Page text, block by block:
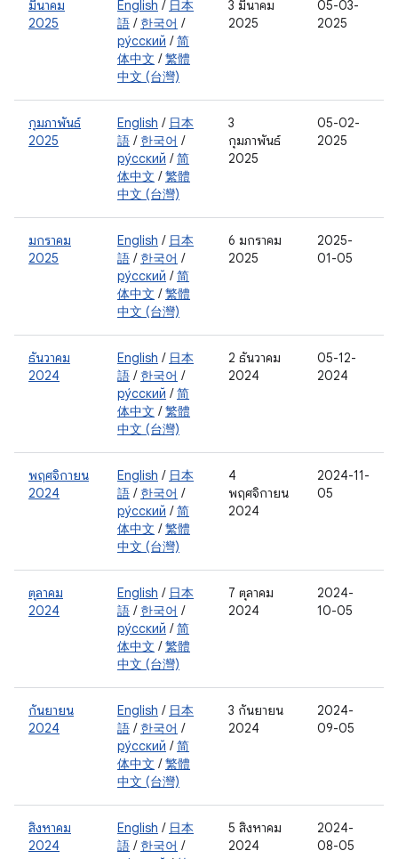
มีนาคม
2025
English / 日本
語 / 한국어 /
ру́сский /简
体中文 /繁體
中文 (台灣)
3 มีนาคม
2025
05-03-
2025
กุมภาพันธ์
2025
English / 日本
語 / 한국어 /
ру́сский /简
体中文 /繁體
中文 (台灣)
3
กุมภาพันธ์
2025
05-02-
2025
มกราคม
2025
English / 日本
語 / 한국어 /
ру́сский /简
体中文 /繁體
中文 (台灣)
6 มกราคม
2025
2025-
01-05
ธันวาคม
2024
English / 日本
語 / 한국어 /
ру́сский /简
体中文 /繁體
中文 (台灣)
2 ธันวาคม
2024
05-12-
2024
พฤศจิกายน
2024
English / 日本
語 / 한국어 /
ру́сский /简
体中文 /繁體
中文 (台灣)
4
พฤศจิกายน
2024
2024-11-
05
ตุลาคม
2024
English / 日本
語 / 한국어 /
ру́сский /简
体中文 /繁體
中文 (台灣)
7 ตุลาคม
2024
2024-
10-05
กันยายน
2024
English / 日本
語 / 한국어 /
ру́сский /简
体中文 /繁體
中文 (台灣)
3 กันยายน
2024
2024-
09-05
สิงหาคม
2024
English / 日本
語 / 한국어 /
5 สิงหาคม
2024
2024-
08-05